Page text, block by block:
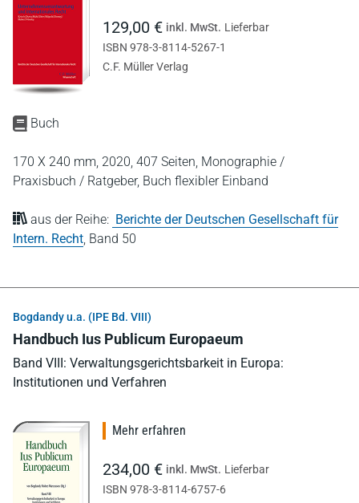
Buch
170 X 240 mm, 2020, 407 Seiten, Monographie /
Praxisbuch / Ratgeber, Buch flexibler Einband
aus der Reihe: Berichte der Deutschen Gesellschaft für
Intern. Recht, Band 50
129,00 € inkl. MwSt. Lieferbar
ISBN 978-3-8114-5267-1
C.F. Müller Verlag
Bogdandy u.a. (IPE Bd. VIII)
Handbuch Ius Publicum Europaeum
Band VIII: Verwaltungsgerichtsbarkeit in Europa:
Institutionen und Verfahren
Mehr erfahren
234,00 € inkl. MwSt. Lieferbar
ISBN 978-3-8114-6757-6